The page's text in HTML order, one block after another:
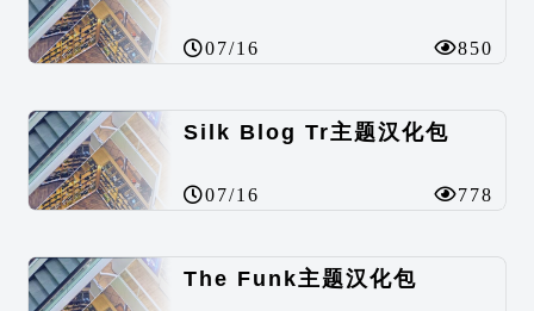
07/16 850
Silk Blog Tr主题汉化包
07/16 778
The Funk主题汉化包